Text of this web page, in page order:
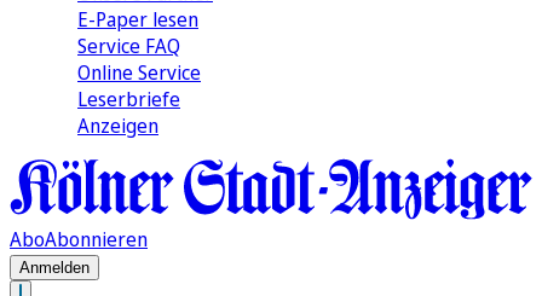
E-Paper lesen
Service FAQ
Online Service
Leserbriefe
Anzeigen
AboAbonnieren
Anmelden